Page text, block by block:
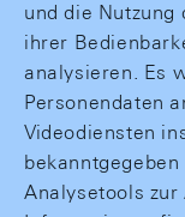
und die Nutzung
ihrer
analysieren. Es
Personendaten
Videodiensten
Analysetools